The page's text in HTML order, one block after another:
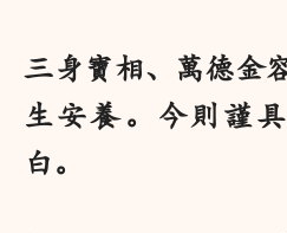
三身寶相、萬德金
生安養。今則謹
白。